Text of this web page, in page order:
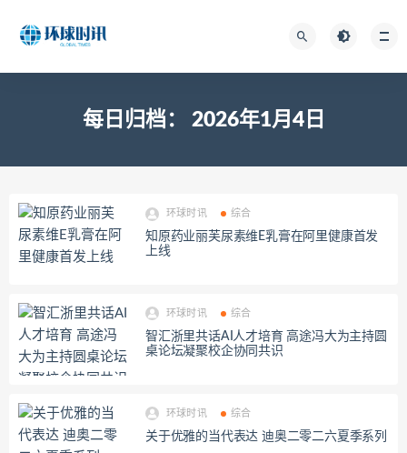
每日归档： 2026年1月4日
环球时讯 综合
知原药业丽芙尿素维E乳膏在阿里健康首发
上线
环球时讯 综合
智汇浙里共话AI人才培育 高途冯大为主持圆
桌论坛凝聚校企协同共识
环球时讯 综合
关于优雅的当代表达 迪奥二零二六夏季系列